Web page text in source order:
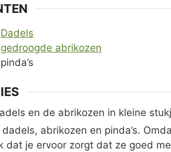
Dadels
gedroogde abrikozen
pinda’s
en de abrikozen in kleine
abrikozen en pinda’s.
dat je ervoor zorgt dat ze goed